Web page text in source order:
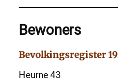
Bewoners
Bevolkingsregister
Heurne 43